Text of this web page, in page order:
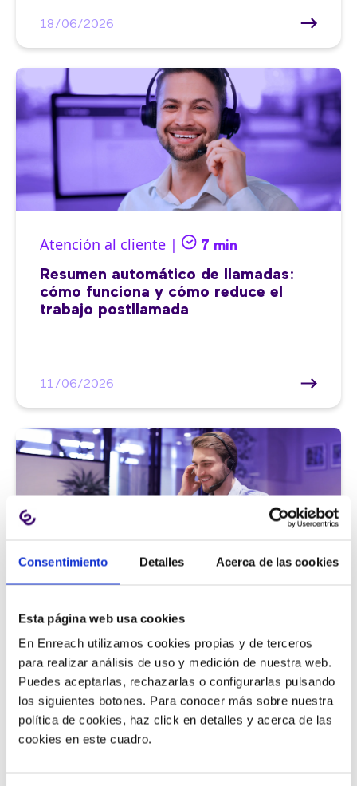
Consentimiento Detalles Acerca de las cookies
Esta página web usa cookies
En Enreach utilizamos cookies propias y de terceros
para realizar análisis de uso y medición de nuestra web.
Puedes aceptarlas, rechazarlas o configurarlas pulsando
los siguientes botones. Para conocer más sobre nuestra
política de cookies, haz click en detalles y acerca de las
cookies en este cuadro.
18/06/2026
Atención al cliente | 7 min
Resumen automático de llamadas:
cómo funciona y cómo reduce el
trabajo postllamada
11/06/2026
9 métricas de call center para medir
la satisfacción del cliente
11/06/2026